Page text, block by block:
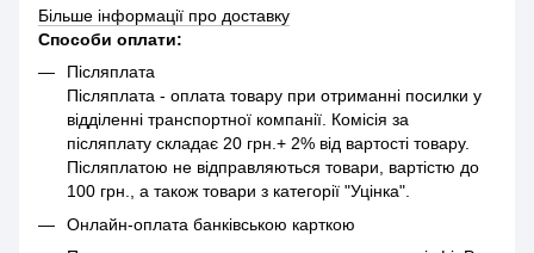
Більше інформації про доставку
Способи оплати:
Післяплата
Післяплата - оплата товару при отриманні посилки у
відділенні транспортної компанії. Комісія за
післяплату складає 20 грн.+ 2% від вартості товару.
Післяплатою не відправляються товари, вартістю до
100 грн., а також товари з категорії "Уцінка".
Онлайн-оплата банківською карткою